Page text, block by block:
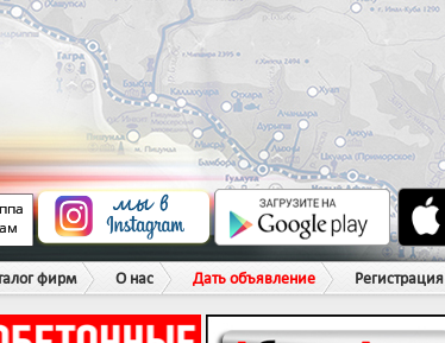
фирм О нас Дать объявление Регистрация